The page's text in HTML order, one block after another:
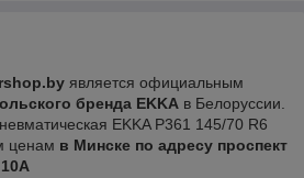
является официальным
бренда EKKA в Белоруссии.
EKKA P361 145/70 R6
ценам в Минске по адресу проспект